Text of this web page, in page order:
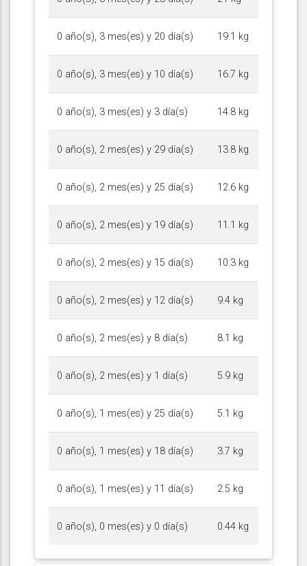
0 año(s), 3 mes(es) y 20 día(s) 19.1 kg
0 año(s), 3 mes(es) y 10 día(s) 16.7 kg
0 año(s), 3 mes(es) y 3 día(s) 14.8 kg
0 año(s), 2 mes(es) y 29 día(s) 13.8 kg
0 año(s), 2 mes(es) y 25 día(s) 12.6 kg
0 año(s), 2 mes(es) y 19 día(s) 11.1 kg
0 año(s), 2 mes(es) y 15 día(s) 10.3 kg
0 año(s), 2 mes(es) y 12 día(s) 9.4 kg
0 año(s), 2 mes(es) y 8 día(s) 8.1 kg
0 año(s), 2 mes(es) y 1 día(s) 5.9 kg
0 año(s), 1 mes(es) y 25 día(s) 5.1 kg
0 año(s), 1 mes(es) y 18 día(s) 3.7 kg
0 año(s), 1 mes(es) y 11 día(s) 2.5 kg
0 año(s), 0 mes(es) y 0 día(s) 0.44 kg